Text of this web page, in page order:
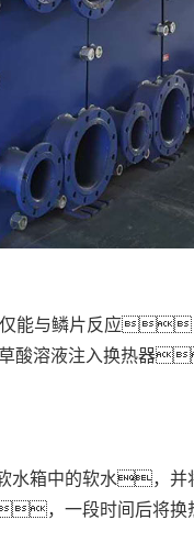
能与鳞片反应
酸溶液注入换热器
水箱中的软水，
，一段时间后将换